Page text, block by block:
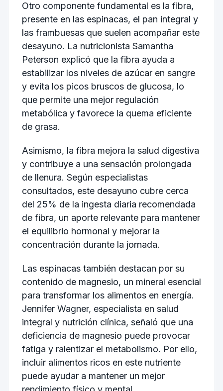
Otro componente fundamental es la fibra,
presente en las espinacas, el pan integral y
las frambuesas que suelen acompañar este
desayuno. La nutricionista Samantha
Peterson explicó que la fibra ayuda a
estabilizar los niveles de azúcar en sangre
y evita los picos bruscos de glucosa, lo
que permite una mejor regulación
metabólica y favorece la quema eficiente
de grasa.
Asimismo, la fibra mejora la salud digestiva
y contribuye a una sensación prolongada
de llenura. Según especialistas
consultados, este desayuno cubre cerca
del 25% de la ingesta diaria recomendada
de fibra, un aporte relevante para mantener
el equilibrio hormonal y mejorar la
concentración durante la jornada.
Las espinacas también destacan por su
contenido de magnesio, un mineral esencial
para transformar los alimentos en energía.
Jennifer Wagner, especialista en salud
integral y nutrición clínica, señaló que una
deficiencia de magnesio puede provocar
fatiga y ralentizar el metabolismo. Por ello,
incluir alimentos ricos en este nutriente
puede ayudar a mantener un mejor